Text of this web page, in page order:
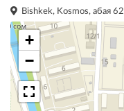
Bishkek, Kosmos, абая 62
+
−